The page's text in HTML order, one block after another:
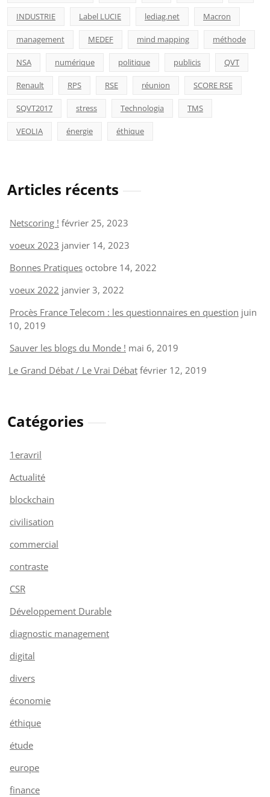
INDUSTRIE Label LUCIE lediag.net Macron
management MEDEF mind mapping méthode
NSA numérique politique publicis QVT
Renault RPS RSE réunion SCORE RSE
SQVT2017 stress Technologia TMS
VEOLIA énergie éthique
Articles récents
Netscoring ! février 25, 2023
voeux 2023 janvier 14, 2023
Bonnes Pratiques octobre 14, 2022
voeux 2022 janvier 3, 2022
Procès France Telecom : les questionnaires en question juin
10, 2019
Sauver les blogs du Monde ! mai 6, 2019
Le Grand Débat / Le Vrai Débat février 12, 2019
Catégories
1eravril
Actualité
blockchain
civilisation
commercial
contraste
CSR
Développement Durable
diagnostic management
digital
divers
économie
éthique
étude
europe
finance